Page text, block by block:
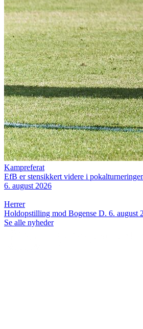
Kampreferat
EfB er stensikkert videre i
6. august 2026
Herrer
Holdopstilling mod Bogense D. 6. august
Se alle nyheder